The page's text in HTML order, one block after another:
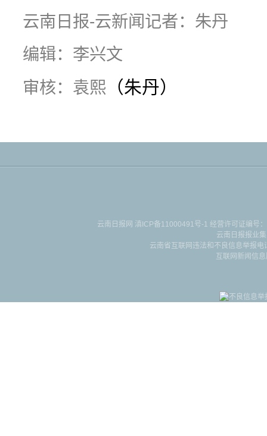
云南日报-云新闻记者：朱丹
编辑：李兴文
审核：袁熙 （朱丹）
云南日报网 滇ICP备11000491号-1 经营许可证编号
云南日报报业
云南省互联网违法和不良信息举报
互联网新闻信